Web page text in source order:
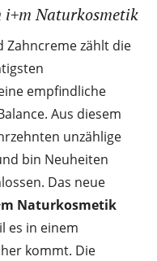
i+m Naturkosmetik
Zahncreme zählt die
empfindliche
Aus diesem
unzählige
bin Neuheiten
Das neue
Naturkosmetik
es in einem
kommt. Die